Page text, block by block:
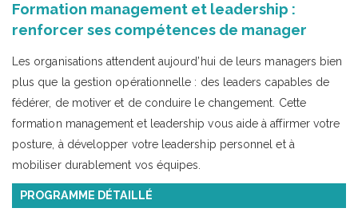
Formation management et leadership :
renforcer ses compétences de manager
Les organisations attendent aujourd’hui de leurs managers bien
plus que la gestion opérationnelle : des leaders capables de
fédérer, de motiver et de conduire le changement. Cette
formation management et leadership vous aide à affirmer votre
posture, à développer votre leadership personnel et à
mobiliser durablement vos équipes.
PROGRAMME DÉTAILLÉ